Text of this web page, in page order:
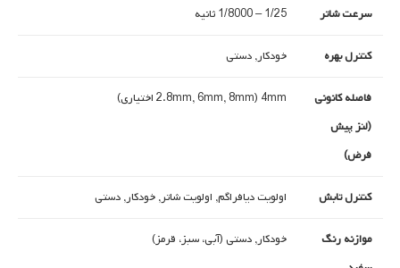
سرعت شاتر 1/25 – 1/8000 ثانیه
کنترل بهره خودکار, دستی
فاصله کانونی
(لنز پیش
فرض)
4mm (2.8mm, 6mm, 8mm اختیاری)
کنترل تابش اولویت دیافراگم, اولویت شاتر, خودکار, دستی
موازنه رنگ
خودکار, دستی (آبی، سبز، قرمز)